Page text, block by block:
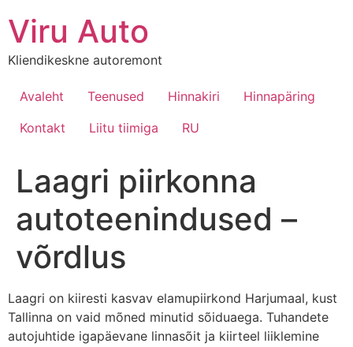
Viru Auto
Kliendikeskne autoremont
Avaleht Teenused Hinnakiri
Hinnapäring
Kontakt
Liitu tiimiga RU
Laagri piirkonna
autoteenindused –
võrdlus
Laagri on kiiresti kasvav elamupiirkond Harjumaal, kust
Tallinna on vaid mõned minutid sõiduaega. Tuhandete
autojuhtide igapäevane linnasõit ja kiirteel liiklemine